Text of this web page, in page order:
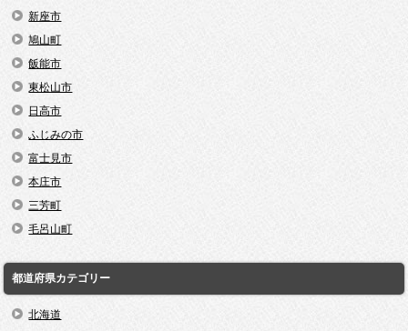
新座市
鳩山町
飯能市
東松山市
日高市
ふじみの市
富士見市
本庄市
三芳町
毛呂山町
都道府県カテゴリー
北海道